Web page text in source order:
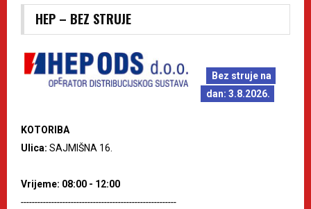
HEP – BEZ STRUJE
Bez struje na
dan: 3.8.2026.
KOTORIBA
Ulica: SAJMIŠNA 16.
Vrijeme: 08:00 - 12:00
--------------------------------------------------------